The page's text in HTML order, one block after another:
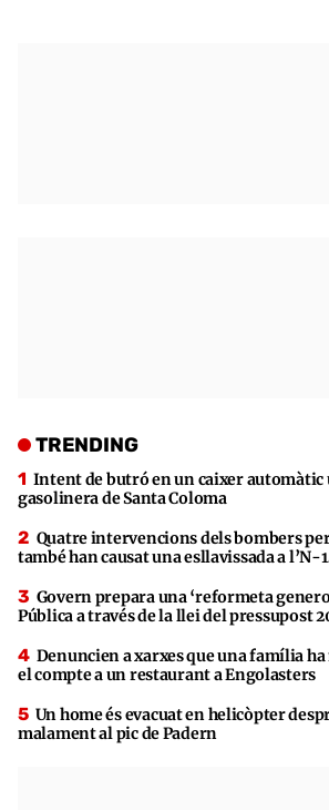
TRENDING
Intent de butró en un caixer automàtic
gasolinera de Santa Coloma
Quatre intervencions dels bombers
també han causat una esllavissada a l’N-
Govern prepara una ‘reformeta
Pública a través de la llei del pressupost
Denuncien a xarxes que una família
el compte a un restaurant a Engolasters
Un home és evacuat en helicòpter
malament al pic de Padern